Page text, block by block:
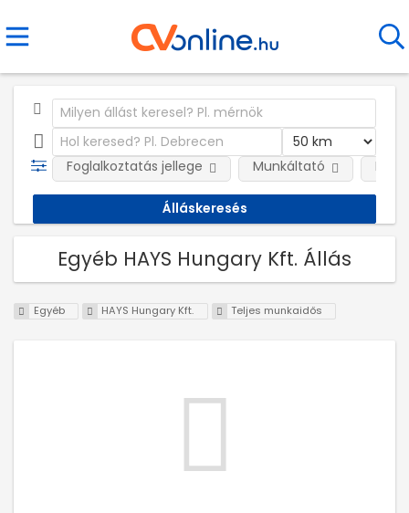
Foglalkoztatás jellege Munkáltató
Egyéb HAYS Hungary Kft. Állás
Egyéb HAYS Hungary Kft. Teljes munkaidős